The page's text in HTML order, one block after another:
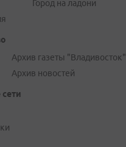
Город на ладони
Архив газеты "Владивосток"
Архив новостей